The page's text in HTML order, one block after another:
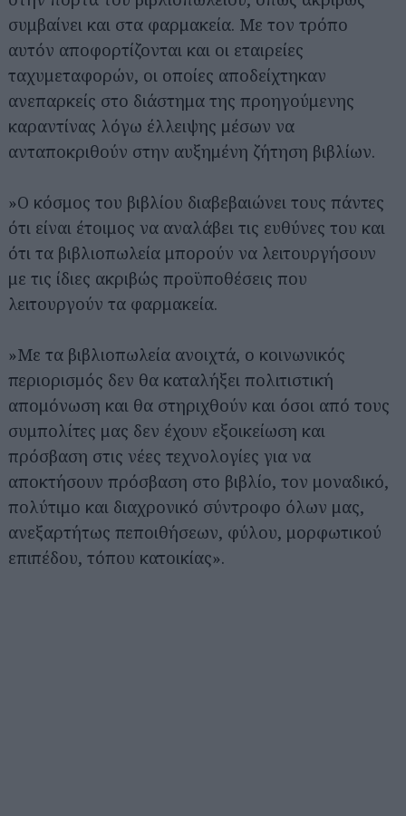
συμβαίνει και στα φαρμακεία. Με τον τρόπο
αυτόν αποφορτίζονται και οι εταιρείες
ταχυμεταφορών, οι οποίες αποδείχτηκαν
ανεπαρκείς στο διάστημα της προηγούμενης
καραντίνας λόγω έλλειψης μέσων να
ανταποκριθούν στην αυξημένη ζήτηση βιβλίων.
»Ο κόσμος του βιβλίου διαβεβαιώνει τους πάντες
ότι είναι έτοιμος να αναλάβει τις ευθύνες του και
ότι τα βιβλιοπωλεία μπορούν να λειτουργήσουν
με τις ίδιες ακριβώς προϋποθέσεις που
λειτουργούν τα φαρμακεία.
»Με τα βιβλιοπωλεία ανοιχτά, ο κοινωνικός
περιορισμός δεν θα καταλήξει πολιτιστική
απομόνωση και θα στηριχθούν και όσοι από τους
συμπολίτες μας δεν έχουν εξοικείωση και
πρόσβαση στις νέες τεχνολογίες για να
αποκτήσουν πρόσβαση στο βιβλίο, τον μοναδικό,
πολύτιμο και διαχρονικό σύντροφο όλων μας,
ανεξαρτήτως πεποιθήσεων, φύλου, μορφωτικού
επιπέδου, τόπου κατοικίας».